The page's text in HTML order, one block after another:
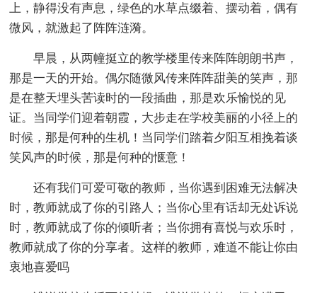
上，静得没有声息，绿色的水草点缀着、摆动着，偶有
微风，就激起了阵阵涟漪。
早晨，从两幢挺立的教学楼里传来阵阵朗朗书声，
那是一天的开始。偶尔随微风传来阵阵甜美的笑声，那
是在整天埋头苦读时的一段插曲，那是欢乐愉悦的见
证。当同学们迎着朝霞，大步走在学校美丽的小径上的
时候，那是何种的生机！当同学们踏着夕阳互相挽着谈
笑风声的时候，那是何种的惬意！
还有我们可爱可敬的教师，当你遇到困难无法解决
时，教师就成了你的引路人；当你心里有话却无处诉说
时，教师就成了你的倾听者；当你拥有喜悦与欢乐时，
教师就成了你的分享者。这样的教师，难道不能让你由
衷地喜爱吗